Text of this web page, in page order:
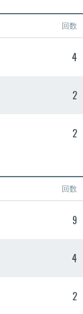
回数
4
2
2
回数
9
4
2